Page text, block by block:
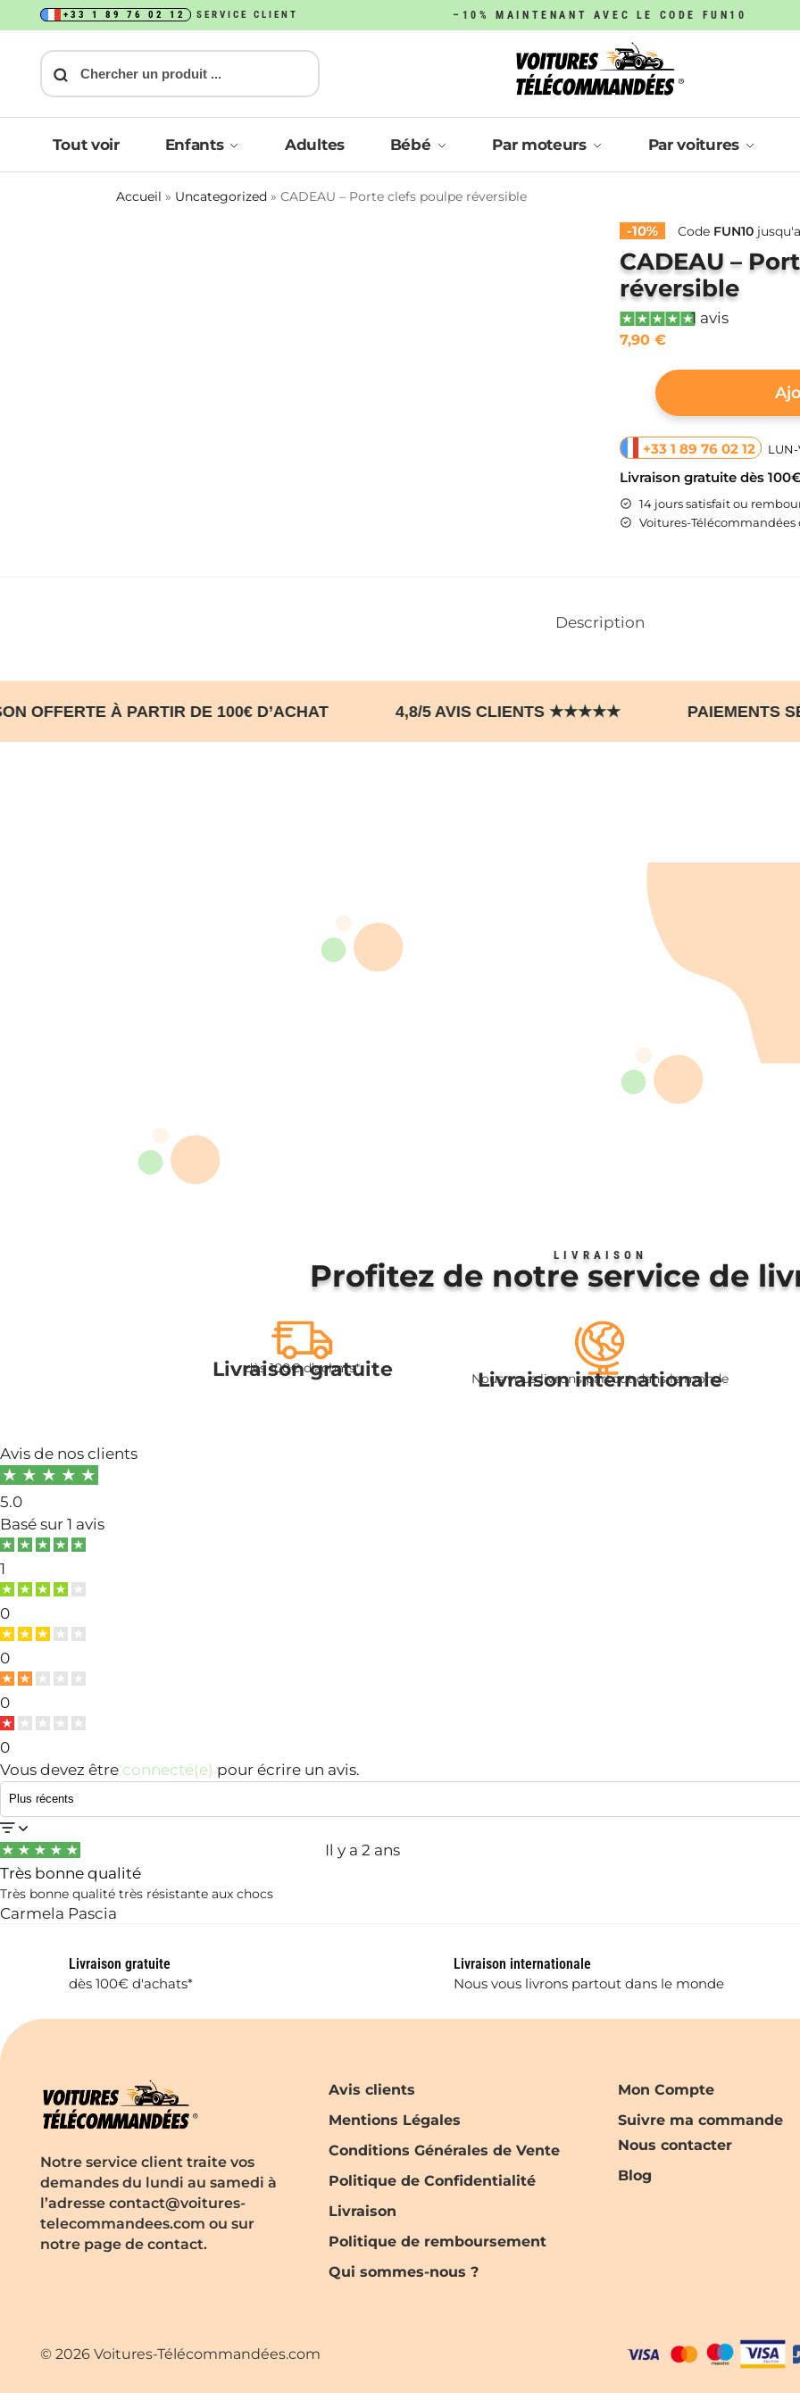
+33 1 89 76 02 12 SERVICE CLIENT –10% MAINTENANT AVEC LE CODE FUN10
Recherche
Tout voir Enfants Adultes Bébé Par moteurs Par voitures
Accueil » Uncategorized» CADEAU – Porte clefs poulpe réversible
-10% Code FUN10
CADEAU –
réversible
1 avis
7,90 €
+33 1 89 76 02 12 LUN-
Livraison gratuite dès
14 jours satisfait ou
Voitures-
Description
OFFERTE À PARTIR DE 100€ D’ACHAT 4,8/5 AVIS CLIENTS ★★★★★
LIVRAISON
Profitez de notre service de
Livraison gratuite
dès 100€ d’achats* Livraison internationale
Nous vous livrons partout dans le monde
Avis de nos clients
5.0
Basé sur 1 avis
1
0
0
0
0
Vous devez être connecté(e) pour écrire un avis.
Il y a 2 ans
Très bonne qualité
Très bonne qualité très résistante aux chocs
Carmela Pascia
Livraison gratuite
dès 100€ d'achats*
Livraison internationale
Nous vous livrons partout dans le monde
Notre service client traite vos
demandes du lundi au samedi à
l’adresse contact@voitures-
telecommandees.com ou sur
notre page de contact.
Avis clients
Mentions Légales
Conditions Générales de Vente
Politique de Confidentialité
Livraison
Politique de remboursement
Qui sommes-nous ?
Mon Compte
Suivre ma commande
Nous contacter
Blog
© 2026 Voitures-Télécommandées.com